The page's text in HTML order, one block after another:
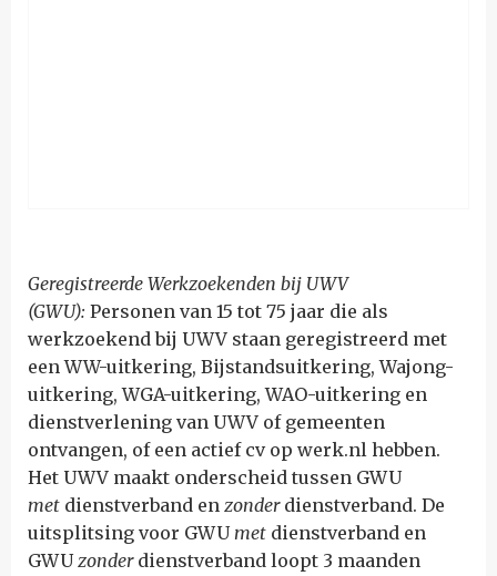
Geregistreerde Werkzoekenden bij UWV
(GWU): Personen van 15 tot 75 jaar die als
werkzoekend bij UWV staan geregistreerd met
een WW-uitkering, Bijstandsuitkering, Wajong-
uitkering, WGA-uitkering, WAO-uitkering en
dienstverlening van UWV of gemeenten
ontvangen, of een actief cv op werk.nl hebben.
Het UWV maakt onderscheid tussen GWU
met dienstverband en zonder dienstverband. De
uitsplitsing voor GWUmet dienstverband en
GWUzonder dienstverband loopt 3 maanden